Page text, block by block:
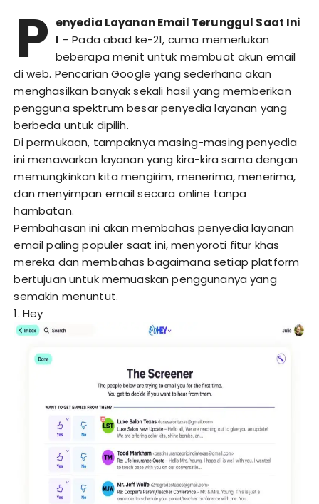
P enyedia Layanan Email Terunggul Saat Ini
I – Pada abad ke-21, cuma memerlukan
beberapa menit untuk membuat akun email
di web. Pencarian Google yang sederhana akan
menghasilkan banyak sekali hasil yang memberikan
pengguna spektrum besar penyedia layanan yang
berbeda untuk dipilih.
Di permukaan, tampaknya masing-masing penyedia
ini menawarkan layanan yang kira-kira sama dengan
memungkinkan kita mengirim, menerima, menerima,
dan menyimpan email secara online tanpa
hambatan.
Pembahasan ini akan membahas penyedia layanan
email paling populer saat ini, menyoroti fitur khas
mereka dan membahas bagaimana setiap platform
bertujuan untuk memuaskan penggunanya yang
semakin menuntut.
1. Hey